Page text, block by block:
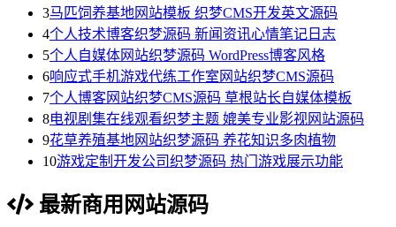
3马匹饲养基地网站模板 织梦CMS开发英文源码
4个人技术博客织梦源码 新闻资讯心情笔记日志
5个人自媒体网站织梦源码 WordPress博客风格
6响应式手机游戏代练工作室网站织梦CMS源码
7个人博客网站织梦CMS源码 草根站长自媒体模板
8电视剧集在线观看织梦主题 媲美专业影视网站源码
9花草养殖基地网站织梦源码 养花知识多肉植物
10游戏定制开发公司织梦源码 热门游戏展示功能
最新商用网站源码